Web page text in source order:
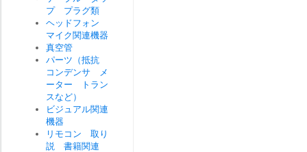
プ プラグ類
ヘッドフォン
マイク関連機器
真空管
パーツ（抵抗
コンデンサ メ
ーター トラン
スなど）
ビジュアル関連
機器
リモコン 取り
説 書籍関連